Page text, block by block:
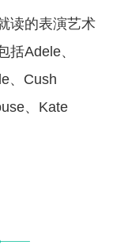
的表演艺术
括Adele、
、Cush
、Kate